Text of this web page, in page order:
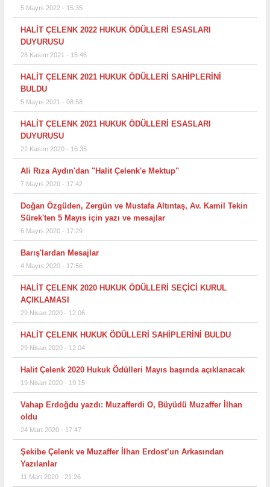
5 Mayıs 2022 - 15:35
HALİT ÇELENK 2022 HUKUK ÖDÜLLERİ ESASLARI
DUYURUSU
28 Kasım 2021 - 15:46
HALİT ÇELENK 2021 HUKUK ÖDÜLLERİ SAHİPLERİNİ
BULDU
5 Mayıs 2021 - 08:58
HALİT ÇELENK 2021 HUKUK ÖDÜLLERİ ESASLARI
DUYURUSU
22 Kasım 2020 - 16:35
Ali Rıza Aydın'dan "Halit Çelenk'e Mektup"
7 Mayıs 2020 - 17:42
Doğan Özgüden, Zergün ve Mustafa Altıntaş, Av. Kamil Tekin
Sürek'ten 5 Mayıs için yazı ve mesajlar
6 Mayıs 2020 - 17:29
Barış'lardan Mesajlar
4 Mayıs 2020 - 17:56
HALİT ÇELENK 2020 HUKUK ÖDÜLLERİ SEÇİCİ KURUL
AÇIKLAMASI
29 Nisan 2020 - 12:06
HALİT ÇELENK HUKUK ÖDÜLLERİ SAHİPLERİNİ BULDU
29 Nisan 2020 - 12:04
Halit Çelenk 2020 Hukuk Ödülleri Mayıs başında açıklanacak
19 Nisan 2020 - 19:15
Vahap Erdoğdu yazdı: Muzafferdi O, Büyüdü Muzaffer İlhan
oldu
24 Mart 2020 - 17:47
Şekibe Çelenk ve Muzaffer İlhan Erdost’un Arkasından
Yazılanlar
11 Mart 2020 - 21:26